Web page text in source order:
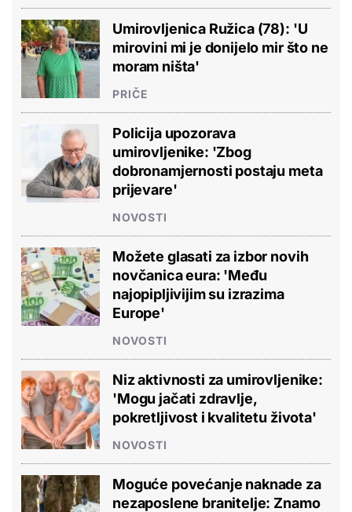
Umirovljenica Ružica (78): 'U
mirovini mi je donijelo mir što ne
moram ništa'
PRIČE
Policija upozorava
umirovljenike: 'Zbog
dobronamjernosti postaju meta
prijevare'
NOVOSTI
Možete glasati za izbor novih
novčanica eura: 'Među
najopipljivijim su izrazima
Europe'
NOVOSTI
Niz aktivnosti za umirovljenike:
'Mogu jačati zdravlje,
pokretljivost i kvalitetu života'
NOVOSTI
Moguće povećanje naknade za
nezaposlene branitelje: Znamo